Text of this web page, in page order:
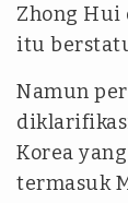
Zhong Hui
itu
Namun
Korea
termasuk